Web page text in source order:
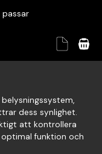
passar
dess synlighet.
att kontrollera
funktion och